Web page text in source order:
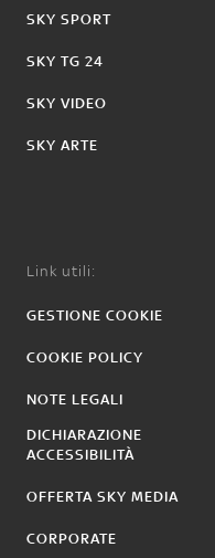
SKY SPORT
SKY TG 24
SKY VIDEO
SKY ARTE
Link utili:
GESTIONE COOKIE
COOKIE POLICY
NOTE LEGALI
DICHIARAZIONE
ACCESSIBILITÀ
OFFERTA SKY MEDIA
CORPORATE